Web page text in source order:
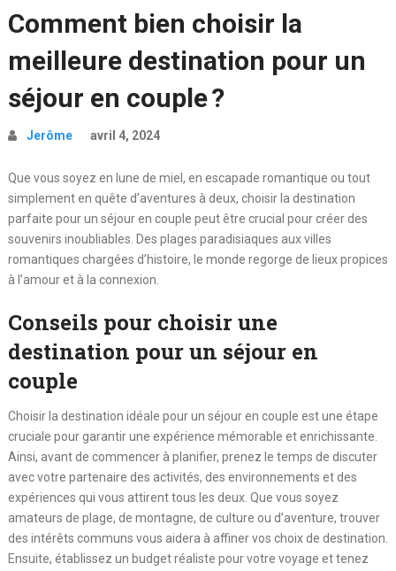
Comment bien choisir la
meilleure destination pour un
séjour en couple ?
Jerôme avril 4, 2024
Que vous soyez en lune de miel, en escapade romantique ou tout
simplement en quête d’aventures à deux, choisir la destination
parfaite pour un séjour en couple peut être crucial pour créer des
souvenirs inoubliables. Des plages paradisiaques aux villes
romantiques chargées d’histoire, le monde regorge de lieux propices
à l’amour et à la connexion.
Conseils pour choisir une
destination pour un séjour en
couple
Choisir la destination idéale pour un séjour en couple est une étape
cruciale pour garantir une expérience mémorable et enrichissante.
Ainsi, avant de commencer à planifier, prenez le temps de discuter
avec votre partenaire des activités, des environnements et des
expériences qui vous attirent tous les deux. Que vous soyez
amateurs de plage, de montagne, de culture ou d’aventure, trouver
des intérêts communs vous aidera à affiner vos choix de destination.
Ensuite, établissez un budget réaliste pour votre voyage et tenez